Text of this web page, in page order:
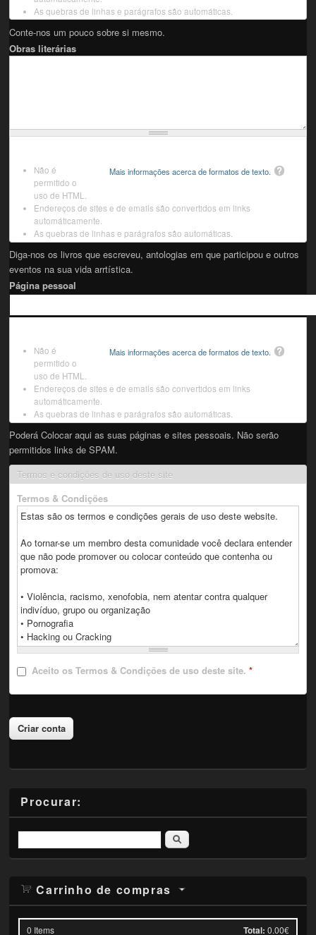
As quebras de linhas e parágrafos são automáticas.
Conte-nos um pouco sobre si mesmo.
Obras literárias
Mais informações acerca de formatos de texto.
Não é
permitido o
uso de HTML.
Endereços de sites e de emails são convertidos em links
automáticamente.
As quebras de linhas e parágrafos são automáticas.
Diga-nos os livros que escreveu, antologias em que participou e outros
eventos na sua vida arrtística.
Página pessoal
Mais informações acerca de formatos de texto.
Não é
permitido o
uso de HTML.
Endereços de sites e de emails são convertidos em links
automáticamente.
As quebras de linhas e parágrafos são automáticas.
Poderá Colocar aqui as suas páginas e sites pessoais. Não serão
permitidos links de SPAM.
Termos e condições de uso deste site
Termos & Condições
Aceito os Termos & Condições de uso deste site.*
Procurar:
Pesquisar
Carrinho de compras
0 Items Total: 0.00€